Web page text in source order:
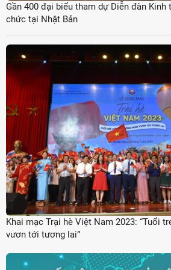
Gần 400 đại biểu tham dự Diễn đàn
chức tại Nhật Bản
Khai mạc Trại hè Việt Nam 2023: “Tuổi
vươn tới tương lai”